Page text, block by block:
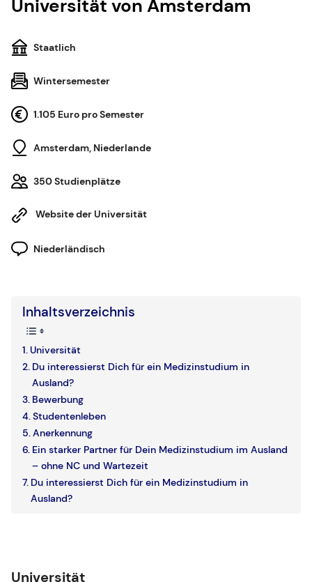
Universität von Amsterdam
Staatlich
Wintersemester
1.105 Euro pro Semester
Amsterdam, Niederlande
350 Studienplätze
Website der Universität
Niederländisch
Inhaltsverzeichnis
Universität
Du interessierst Dich für ein Medizinstudium in
Ausland?
Bewerbung
Studentenleben
Anerkennung
Ein starker Partner für Dein Medizinstudium im Ausland
– ohne NC und Wartezeit
Du interessierst Dich für ein Medizinstudium in
Ausland?
Universität